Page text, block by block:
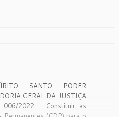
SANTO PODER
GERAL DA JUSTIÇA
006/2022 Constituir as